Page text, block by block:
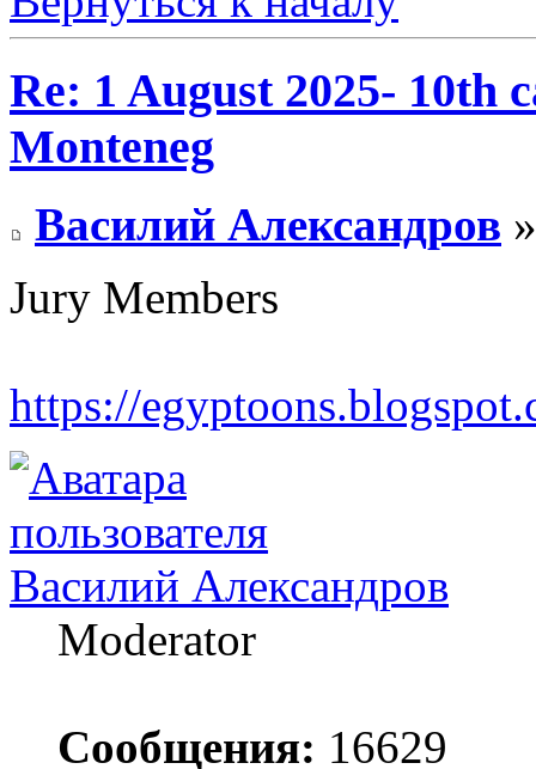
Re: 1 August 2025-
Monteneg
Василий Александров
Jury Members
https://
Василий Александров
Moderator
Сообщения: 16629